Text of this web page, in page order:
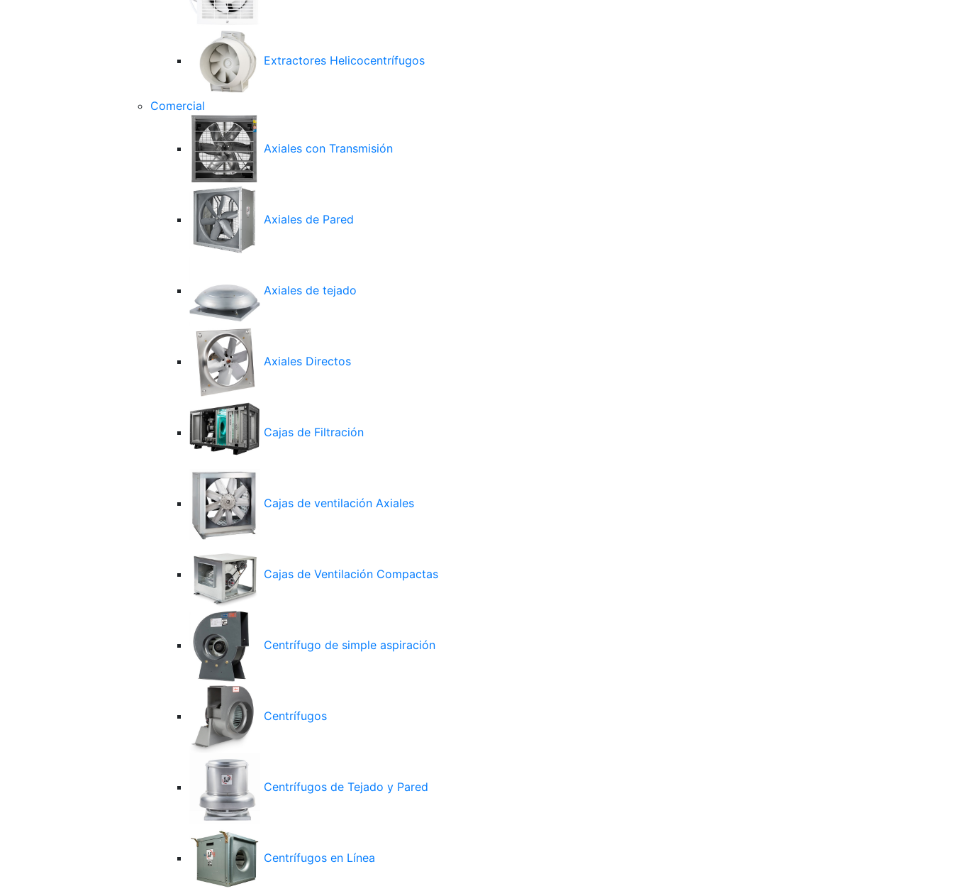
Extractores Helicocentrífugos
Comercial
Axiales con Transmisión
Axiales de Pared
Axiales de tejado
Axiales Directos
Cajas de Filtración
Cajas de ventilación Axiales
Cajas de Ventilación Compactas
Centrífugo de simple aspiración
Centrífugos
Centrífugos de Tejado y Pared
Centrífugos en Línea